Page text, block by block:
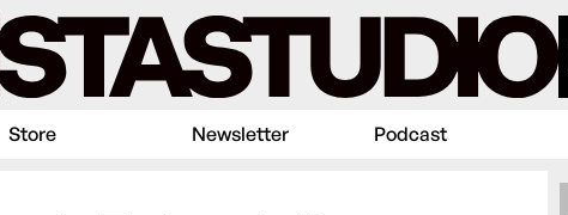
Store Newsletter Podcast